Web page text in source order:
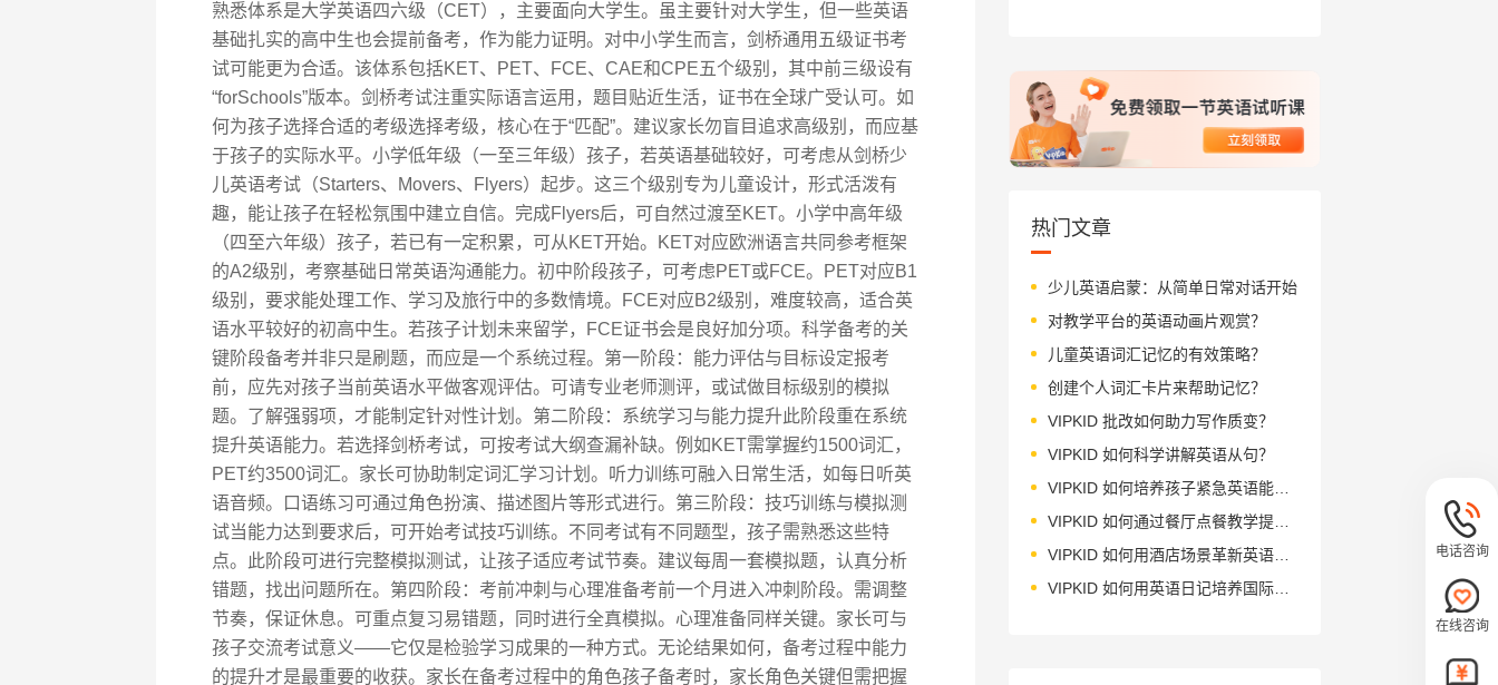
熟悉体系是大学英语四六级（CET），主要面向大学生。虽主要针对大学生，但一些英语
基础扎实的高中生也会提前备考，作为能力证明。对中小学生而言，剑桥通用五级证书考
试可能更为合适。该体系包括KET、PET、FCE、CAE和CPE五个级别，其中前三级设有
“forSchools”版本。剑桥考试注重实际语言运用，题目贴近生活，证书在全球广受认可。如
何为孩子选择合适的考级选择考级，核心在于“匹配”。建议家长勿盲目追求高级别，而应基
于孩子的实际水平。小学低年级（一至三年级）孩子，若英语基础较好，可考虑从剑桥少
儿英语考试（Starters、Movers、Flyers）起步。这三个级别专为儿童设计，形式活泼有
趣，能让孩子在轻松氛围中建立自信。完成Flyers后，可自然过渡至KET。小学中高年级
（四至六年级）孩子，若已有一定积累，可从KET开始。KET对应欧洲语言共同参考框架
的A2级别，考察基础日常英语沟通能力。初中阶段孩子，可考虑PET或FCE。PET对应B1
级别，要求能处理工作、学习及旅行中的多数情境。FCE对应B2级别，难度较高，适合英
语水平较好的初高中生。若孩子计划未来留学，FCE证书会是良好加分项。科学备考的关
键阶段备考并非只是刷题，而应是一个系统过程。第一阶段：能力评估与目标设定报考
前，应先对孩子当前英语水平做客观评估。可请专业老师测评，或试做目标级别的模拟
题。了解强弱项，才能制定针对性计划。第二阶段：系统学习与能力提升此阶段重在系统
提升英语能力。若选择剑桥考试，可按考试大纲查漏补缺。例如KET需掌握约1500词汇，
PET约3500词汇。家长可协助制定词汇学习计划。听力训练可融入日常生活，如每日听英
语音频。口语练习可通过角色扮演、描述图片等形式进行。第三阶段：技巧训练与模拟测
试当能力达到要求后，可开始考试技巧训练。不同考试有不同题型，孩子需熟悉这些特
点。此阶段可进行完整模拟测试，让孩子适应考试节奏。建议每周一套模拟题，认真分析
错题，找出问题所在。第四阶段：考前冲刺与心理准备考前一个月进入冲刺阶段。需调整
节奏，保证休息。可重点复习易错题，同时进行全真模拟。心理准备同样关键。家长可与
孩子交流考试意义——它仅是检验学习成果的一种方式。无论结果如何，备考过程中能力
的提升才是最重要的收获。家长在备考过程中的角色孩子备考时，家长角色关键但需把握
热门文章
少儿英语启蒙：从简单日常对话开始
对教学平台的英语动画片观赏？
儿童英语词汇记忆的有效策略？
创建个人词汇卡片来帮助记忆？
VIPKID 批改如何助力写作质变？
VIPKID 如何科学讲解英语从句？
VIPKID 如何培养孩子紧急英语能力？
VIPKID 如何通过餐厅点餐教学提升少儿英语应用能力？
VIPKID 如何用酒店场景革新英语教学？
VIPKID 如何用英语日记培养国际化人才？
电话咨询
在线咨询